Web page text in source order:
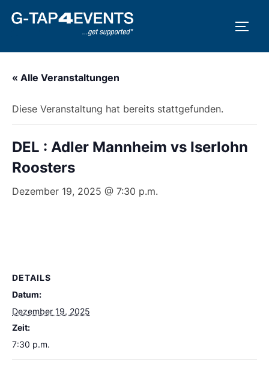
Inhalt
« Alle Veranstaltungen
Diese Veranstaltung hat bereits stattgefunden.
DEL : Adler Mannheim vs Iserlohn
Roosters
Dezember 19, 2025 @ 7:30 p.m.
DETAILS
Datum:
Dezember 19, 2025
Zeit:
7:30 p.m.